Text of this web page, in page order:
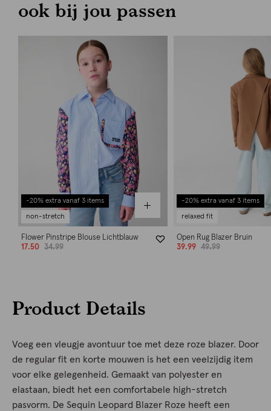
ook bij jou passen
-20% extra vanaf 3 items
non-stretch
Flower Pinstripe Blouse Lichtblauw
17.50
34.99
-20% extra vanaf 3 items
relaxed fit
Open Rug Blazer Bruin
39.99
49.99
Product Details
Voeg een vleugje avontuur toe met deze roze blazer. Door
de regular fit en korte mouwen is het een veelzijdig item
voor elke gelegenheid. Gemaakt van polyester en
elastaan, biedt het een comfortabele high-stretch
pasvorm. De Sequin Leopard Blazer Roze heeft een